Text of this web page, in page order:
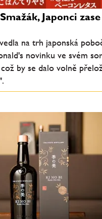
Japonci
na trh japonská
novinku ve svém
by se dalo volně